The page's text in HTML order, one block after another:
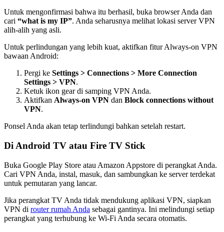
Untuk mengonfirmasi bahwa itu berhasil, buka browser Anda dan
cari “what is my IP”. Anda seharusnya melihat lokasi server VPN
alih-alih yang asli.
Untuk perlindungan yang lebih kuat, aktifkan fitur Always-on VPN
bawaan Android:
Pergi ke Settings > Connections > More Connection
Settings > VPN.
Ketuk ikon gear di samping VPN Anda.
Aktifkan Always-on VPN dan Block connections without
VPN.
Ponsel Anda akan tetap terlindungi bahkan setelah restart.
Di Android TV atau Fire TV Stick
Buka Google Play Store atau Amazon Appstore di perangkat Anda.
Cari VPN Anda, instal, masuk, dan sambungkan ke server terdekat
untuk pemutaran yang lancar.
Jika perangkat TV Anda tidak mendukung aplikasi VPN, siapkan
VPN di router rumah Anda sebagai gantinya. Ini melindungi setiap
perangkat yang terhubung ke Wi-Fi Anda secara otomatis.